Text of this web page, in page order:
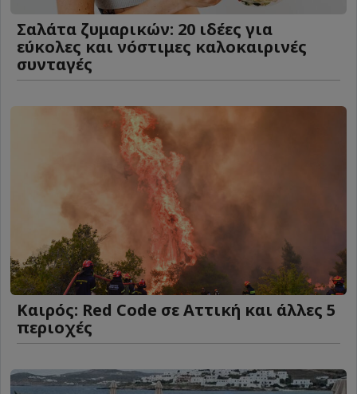
Σαλάτα ζυμαρικών: 20 ιδέες για
εύκολες και νόστιμες καλοκαιρινές
συνταγές
Καιρός: Red Code σε Αττική και άλλες 5
περιοχές